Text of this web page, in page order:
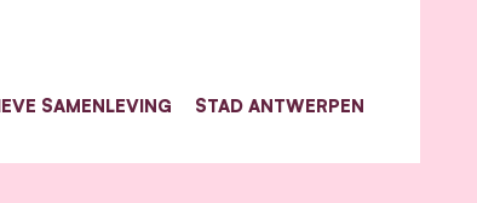
SAMENLEVING STAD ANTWERPEN